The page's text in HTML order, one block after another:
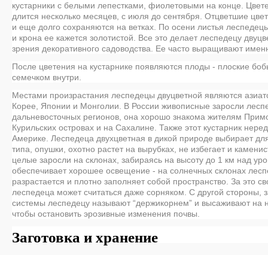
кустарники с белыми лепестками, фиолетовыми на конце.
длится несколько месяцев, с июля до сентября. Отцветшие
и еще долго сохраняются на ветках. По осени листья
и крона ее кажется золотистой. Все это делает леспедецу
зрения декоративного садоводства. Ее часто выращивают
После цветения на кустарнике появляются плоды - плоские
семечком внутри.
Местами произрастания леспедецы двуцветной являются
Корее, Японии и Монголии. В России живописные заросли
дальневосточных регионов, она хорошо знакома жителям
Курильских островах и на Сахалине. Также этот кустарник
Америке. Леспедеца двухцветная в дикой природе выбирает
типа, опушки, охотно растет на вырубках, не избегает и
целые заросли на склонах, забираясь на высоту до 1 км над
обеспечивает хорошее освещение - на солнечных склонах
разрастается и плотно заполняет собой пространство. За это
леспедеца может считаться даже сорняком. С другой стороны,
системы леспедецу называют “держикорнем” и высаживают на
чтобы остановить эрозивные изменения почвы.
Заготовка и хранение